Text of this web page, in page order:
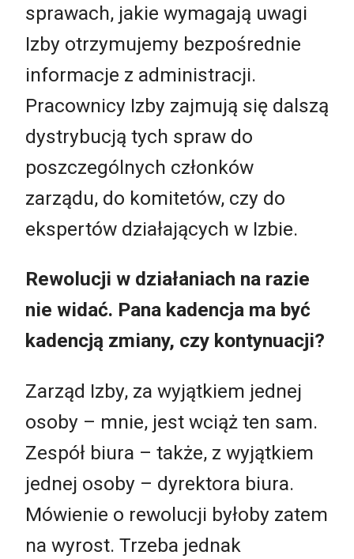
sprawach, jakie wymagają uwagi
Izby otrzymujemy bezpośrednie
informacje z administracji.
Pracownicy Izby zajmują się dalszą
dystrybucją tych spraw do
poszczególnych członków
zarządu, do komitetów, czy do
ekspertów działających w Izbie.
Rewolucji w działaniach na razie
nie widać. Pana kadencja ma być
kadencją zmiany, czy kontynuacji?
Zarząd Izby, za wyjątkiem jednej
osoby – mnie, jest wciąż ten sam.
Zespół biura – także, z wyjątkiem
jednej osoby – dyrektora biura.
Mówienie o rewolucji byłoby zatem
na wyrost. Trzeba jednak